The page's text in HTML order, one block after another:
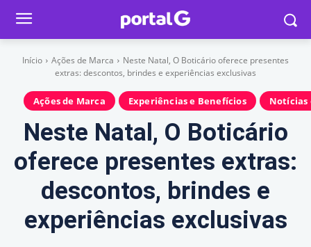
Início Ações de Marca
Neste Natal, O Boticário oferece presentes
extras: descontos, brindes e experiências exclusivas
Ações de Marca Experiências e Benefícios Notícias
Neste Natal, O Boticário
oferece presentes extras:
descontos, brindes e
experiências exclusivas